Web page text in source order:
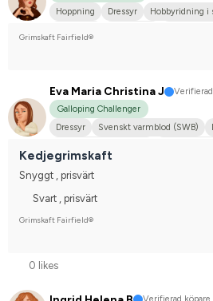
Hoppning
Dressyr Hobbyridning i
Grimskaft Fairfield®
Eva Maria Christina J
Galloping Challenger
Dressyr
Svenskt varmblod (SWB)
Tävlingsrider på hobbynivå
Kedjegrimskaft
Snyggt , prisvärt
Svart , prisvärt
Grimskaft Fairfield®
0 likes